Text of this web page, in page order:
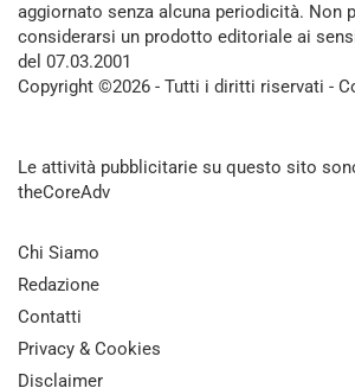
aggiornato senza alcuna periodicità. Non
considerarsi un prodotto editoriale ai
del 07.03.2001
Copyright ©2026 - Tutti i diritti riservati -
Le attività pubblicitarie su questo sito
theCoreAdv
Chi Siamo
Redazione
Contatti
Privacy & Cookies
Disclaimer